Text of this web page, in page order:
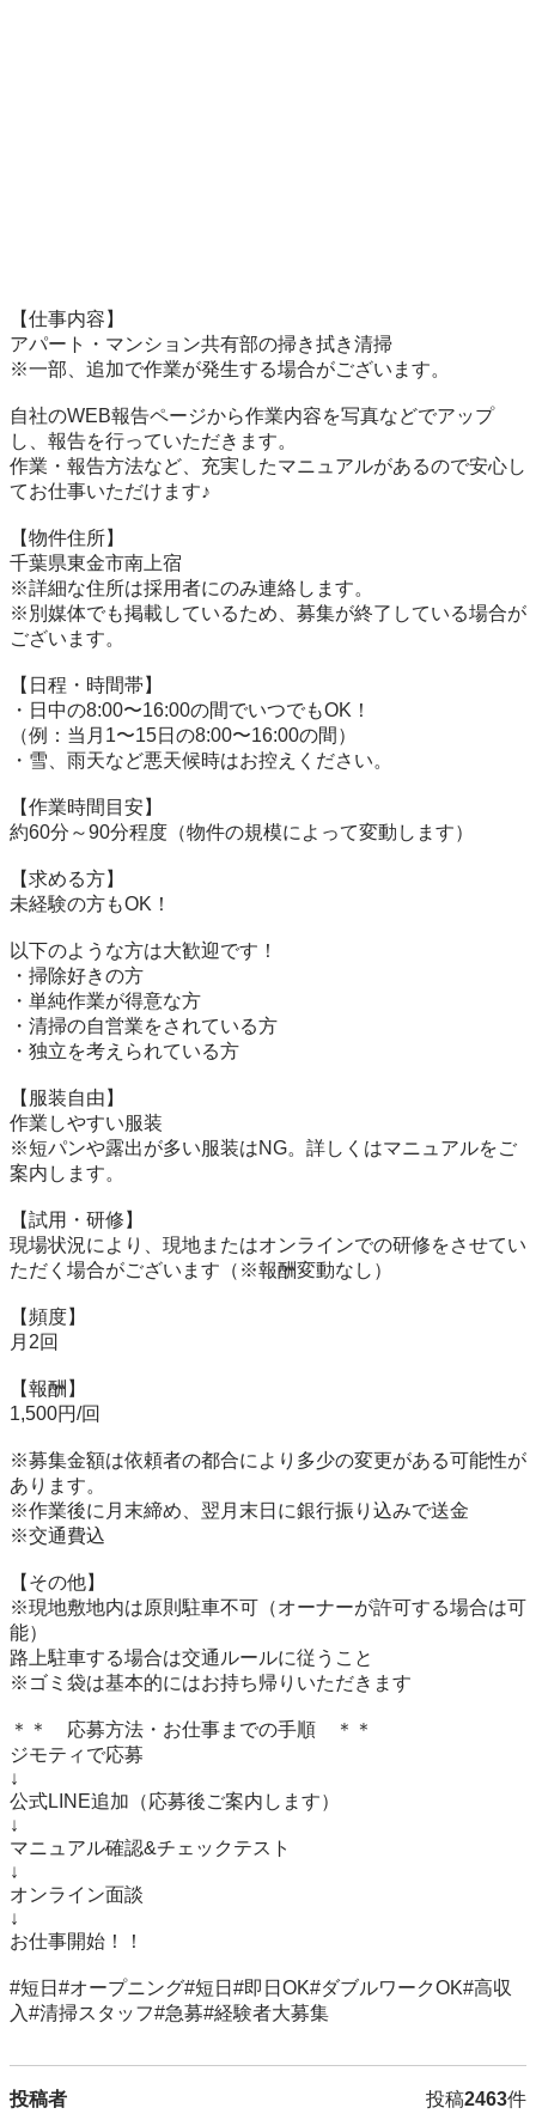
【仕事内容】
アパート・マンション共有部の掃き拭き清掃
※一部、追加で作業が発生する場合がございます。
自社のWEB報告ページから作業内容を写真などでアップ
し、報告を行っていただきます。
作業・報告方法など、充実したマニュアルがあるので安心し
てお仕事いただけます♪
【物件住所】
千葉県東金市南上宿
※詳細な住所は採用者にのみ連絡します。
※別媒体でも掲載しているため、募集が終了している場合が
ございます。
【日程・時間帯】
・日中の8:00〜16:00の間でいつでもOK！
（例：当月1〜15日の8:00〜16:00の間）
・雪、雨天など悪天候時はお控えください。
【作業時間目安】
約60分～90分程度（物件の規模によって変動します）
【求める方】
未経験の方もOK！
以下のような方は大歓迎です！
・掃除好きの方
・単純作業が得意な方
・清掃の自営業をされている方
・独立を考えられている方
【服装自由】
作業しやすい服装
※短パンや露出が多い服装はNG。詳しくはマニュアルをご
案内します。
【試用・研修】
現場状況により、現地またはオンラインでの研修をさせてい
ただく場合がございます（※報酬変動なし）
【頻度】
月2回
【報酬】
1,500円/回
※募集金額は依頼者の都合により多少の変更がある可能性が
あります。
※作業後に月末締め、翌月末日に銀行振り込みで送金
※交通費込
【その他】
※現地敷地内は原則駐車不可（オーナーが許可する場合は可
能）
路上駐車する場合は交通ルールに従うこと
※ゴミ袋は基本的にはお持ち帰りいただきます
＊＊　応募方法・お仕事までの手順　＊＊
ジモティで応募
↓
公式LINE追加（応募後ご案内します）
↓
マニュアル確認&チェックテスト
↓
オンライン面談
↓
お仕事開始！！
#短日#オープニング#短日#即日OK#ダブルワークOK#高収
入#清掃スタッフ#急募#経験者大募集
投稿者 投稿2463件